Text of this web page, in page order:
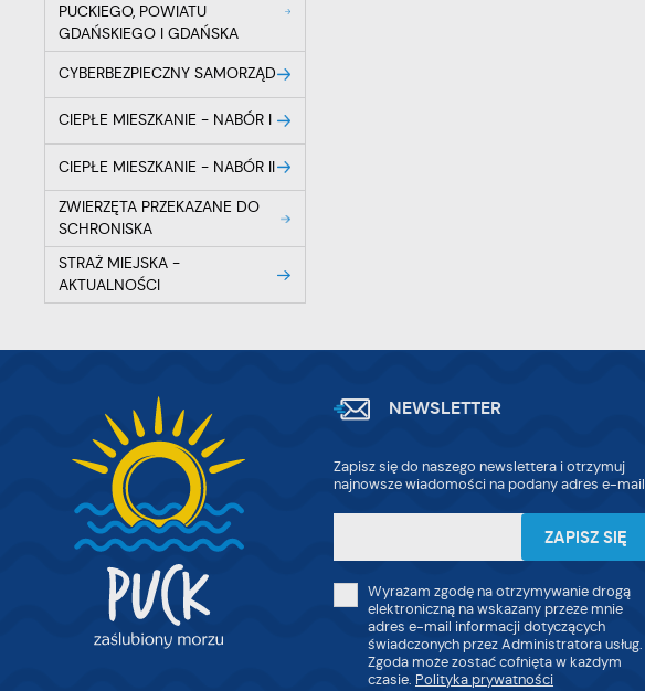
PUCKIEGO, POWIATU
GDAŃSKIEGO I GDAŃSKA
CYBERBEZPIECZNY SAMORZĄD
CIEPŁE MIESZKANIE - NABÓR I
CIEPŁE MIESZKANIE - NABÓR II
ZWIERZĘTA PRZEKAZANE DO
SCHRONISKA
STRAŻ MIEJSKA -
AKTUALNOŚCI
NEWSLETTER
Zapisz się do naszego newslettera i otrzymuj
najnowsze wiadomości na podany adres e-mail
Wyrażam zgodę na otrzymywanie drogą
elektroniczną na wskazany przeze mnie
adres e-mail informacji dotyczących
świadczonych przez Administratora usług.
Zgoda może zostać cofnięta w każdym
czasie. Polityka prywatności